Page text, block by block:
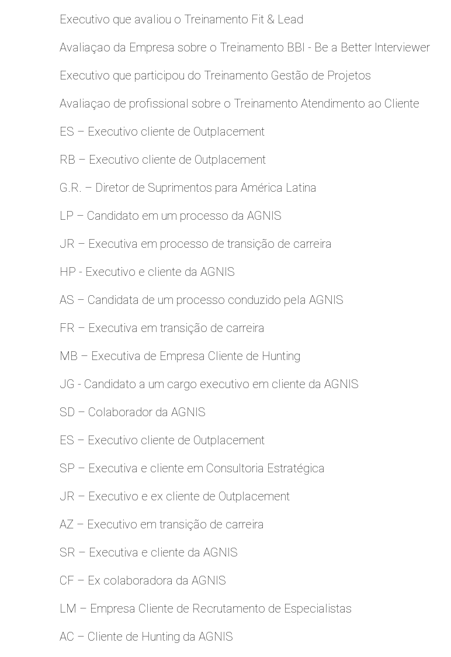
Executivo que avaliou o Treinamento Fit & Lead
Avaliaçao da Empresa sobre o Treinamento BBI - Be a Better Interviewer
Executivo que participou do Treinamento Gestão de Projetos
Avaliaçao de profissional sobre o Treinamento Atendimento ao Cliente
ES – Executivo cliente de Outplacement
RB – Executivo cliente de Outplacement
G.R. – Diretor de Suprimentos para América Latina
LP – Candidato em um processo da AGNIS
JR – Executiva em processo de transição de carreira
HP - Executivo e cliente da AGNIS
AS – Candidata de um processo conduzido pela AGNIS
FR – Executiva em transição de carreira
MB – Executiva de Empresa Cliente de Hunting
JG - Candidato a um cargo executivo em cliente da AGNIS
SD – Colaborador da AGNIS
ES – Executivo cliente de Outplacement
SP – Executiva e cliente em Consultoria Estratégica
JR – Executivo e ex cliente de Outplacement
AZ – Executivo em transição de carreira
SR – Executiva e cliente da AGNIS
CF – Ex colaboradora da AGNIS
LM – Empresa Cliente de Recrutamento de Especialistas
AC – Cliente de Hunting da AGNIS